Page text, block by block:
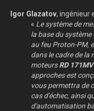
Igor Glazatov, ingénieur
« Le système de
la base du système
au feu Proton-PM,
dans le cadre de la
moteursRD 171MV
approches est
vous permettra de
cas d'échec, ainsi
d'automatisation